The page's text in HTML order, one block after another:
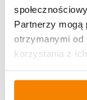
Partnerzy mogą
otrzymanymi od
korzystania z ich
Specyfikacja
Opinie